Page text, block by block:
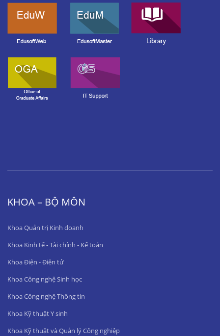
KHOA – BỘ MÔN
Khoa Quản trị Kinh doanh
Khoa Kinh tế - Tài chính - Kế toán
Khoa Điện - Điện tử
Khoa Công nghệ Sinh học
Khoa Công nghệ Thông tin
Khoa Kỹ thuật Y sinh
Khoa Kỹ thuật và Quản lý Công nghiệp